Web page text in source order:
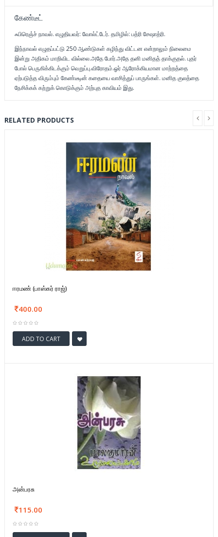
கேண்டீட்
ஃபிரெஞ்ச் நாவல். எழுதியவர்: வோல்ட்டேர். தமிழில்: பத்ரி சேஷாத்ரி.
இந்நாவல் எழுதப்பட்டு 250 ஆண்டுகள் கழிந்து விட்டன என்றாலும் நிலைமை
இன்று அதிகம் மாறிவிட வில்லை.அதே போர்.அதே தனி மனிதத் தாக்குதல். புதர்
போல் பெருகிக்கிடக்கும் வெறுப்பு.விரோதம்.ஓர் ஆரோக்கியமான மாற்றத்தை
ஏற்படுத்த விரும்பும் கேண்டீடின் கதையை வாசித்துப் பாருங்கள். மனித குலத்தை
நேசிக்கக் கற்றுக் கொடுக்கும் அற்புத காவியம் இது.
RELATED PRODUCTS
ஈரமண் (பாஸ்கர் ராஜ்)
400.00
ADD TO CART
அன்பரசு
115.00